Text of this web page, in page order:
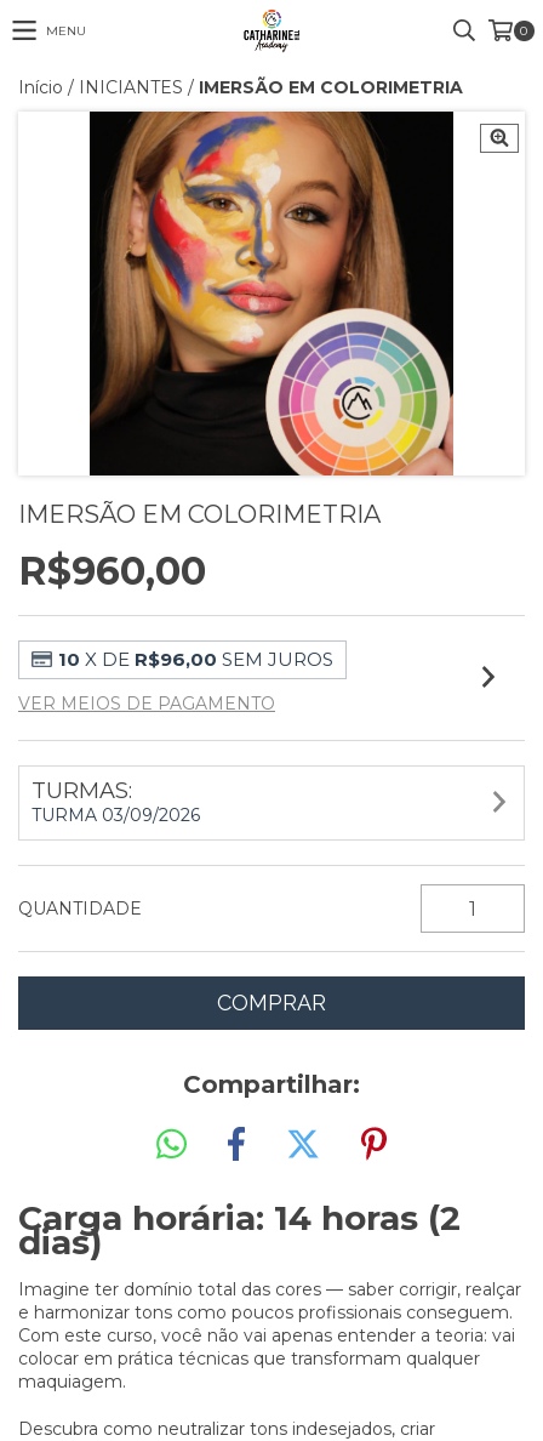
MENU 0
Início / INICIANTES / IMERSÃO EM COLORIMETRIA
IMERSÃO EM COLORIMETRIA
R$960,00
10 X DE R$96,00 SEM JUROS
VER MEIOS DE PAGAMENTO
TURMAS:
TURMA 03/09/2026
QUANTIDADE
Compartilhar:
Carga horária: 14 horas (2
dias)
Imagine ter domínio total das cores — saber corrigir, realçar
e harmonizar tons como poucos profissionais conseguem.
Com este curso, você não vai apenas entender a teoria: vai
colocar em prática técnicas que transformam qualquer
maquiagem.
Descubra como neutralizar tons indesejados, criar